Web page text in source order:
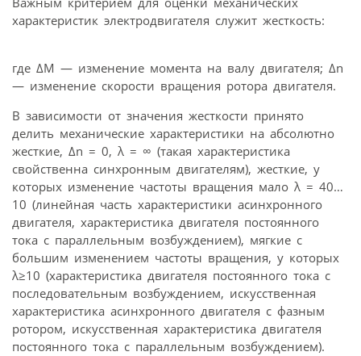
характеристик электродвигателя служит жесткость:
где ΔM — изменение момента на валу двигателя; Δn
— изменение скорости вращения ротора двигателя.
В зависимости от значения жесткости принято
делить механические характеристики на абсолютно
жесткие, Δn = 0, λ = ∞ (такая характеристика
свойственна синхронным двигателям), жесткие, у
которых изменение частоты вращения мало λ = 40…
10 (линейная часть характеристики асинхронного
двигателя, характеристика двигателя постоянного
тока с параллельным возбуждением), мягкие с
большим изменением частоты вращения, у которых
λ≥10 (характеристика двигателя постоянного тока с
последовательным возбуждением, искусственная
характеристика асинхронного двигателя с фазным
ротором, искусственная характеристика двигателя
постоянного тока с параллельным возбуждением).